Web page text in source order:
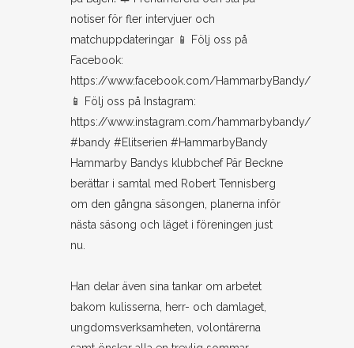
Hammarby Bandys klubbchef Pär Beckne
berättar i samtal med Robert Tennisberg
om den gångna säsongen, planerna inför
nästa säsong och läget i föreningen just
nu.
Han delar även sina tankar om arbetet
bakom kulisserna, herr- och damlaget,
ungdomsverksamheten, volontärerna